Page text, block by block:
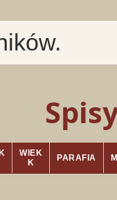
WIEK
K
PARAFIA